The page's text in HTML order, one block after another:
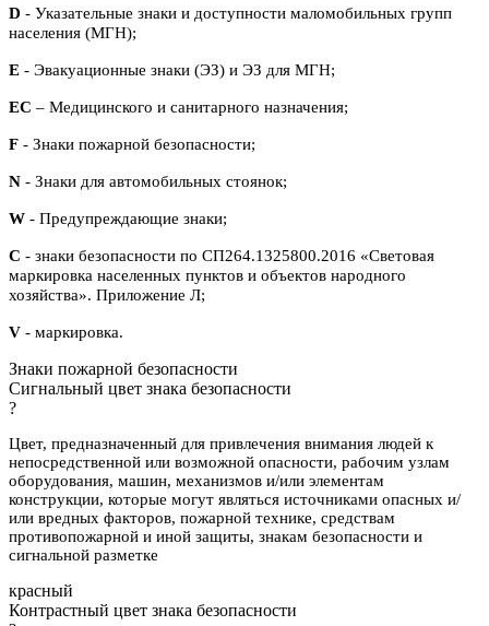
D - Указательные знаки и доступности маломобильных групп
населения (МГН);
E - Эвакуационные знаки (ЭЗ) и ЭЗ для МГН;
ЕС – Медицинского и санитарного назначения;
F - Знаки пожарной безопасности;
N - Знаки для автомобильных стоянок;
W - Предупреждающие знаки;
С - знаки безопасности по СП264.1325800.2016 «Световая
маркировка населенных пунктов и объектов народного
хозяйства». Приложение Л;
V - маркировка.
Знаки пожарной безопасности
Сигнальный цвет знака безопасности
?
Цвет, предназначенный для привлечения внимания людей к
непосредственной или возможной опасности, рабочим узлам
оборудования, машин, механизмов и/или элементам
конструкции, которые могут являться источниками опасных и/
или вредных факторов, пожарной технике, средствам
противопожарной и иной защиты, знакам безопасности и
сигнальной разметке
красный
Контрастный цвет знака безопасности